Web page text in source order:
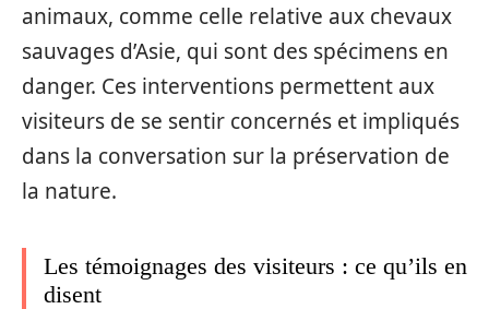
animaux, comme celle relative aux chevaux
sauvages d’Asie, qui sont des spécimens en
danger. Ces interventions permettent aux
visiteurs de se sentir concernés et impliqués
dans la conversation sur la préservation de
la nature.
Les témoignages des visiteurs : ce qu’ils en
disent